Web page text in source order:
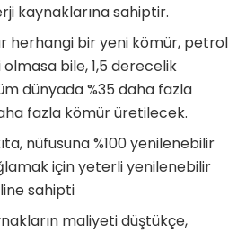
kaynaklarına sahiptir.
herhangi bir yeni kömür, petrol
bile, 1,5 derecelik
dünyada %35 daha fazla
fazla kömür üretilecek.
nüfusuna %100 yenilenebilir
için yeterli yenilenebilir
sahipti
maliyeti düştükçe,